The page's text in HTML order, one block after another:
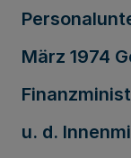
März 1974
u. d.